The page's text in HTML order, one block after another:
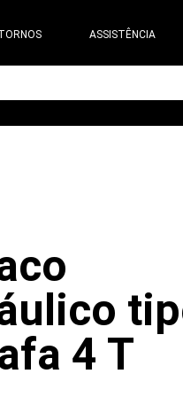
ASSISTÊNCIA
4 T